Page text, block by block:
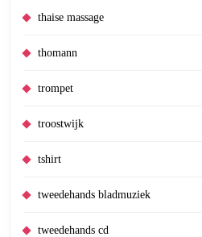
thaise massage
thomann
trompet
troostwijk
tshirt
tweedehands bladmuziek
tweedehands cd